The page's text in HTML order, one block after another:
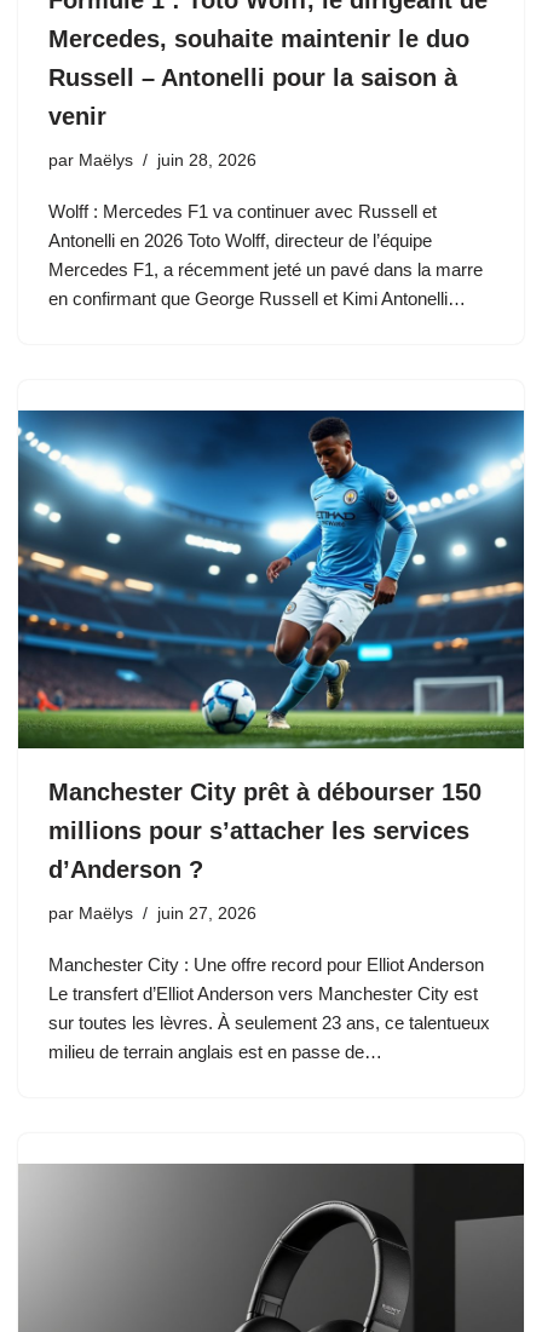
Mercedes, souhaite maintenir le duo
Russell – Antonelli pour la saison à
venir
par Maëlys juin 28, 2026
Wolff : Mercedes F1 va continuer avec Russell et
Antonelli en 2026 Toto Wolff, directeur de l’équipe
Mercedes F1, a récemment jeté un pavé dans la marre
en confirmant que George Russell et Kimi Antonelli…
Manchester City prêt à débourser 150
millions pour s’attacher les services
d’Anderson ?
par Maëlys juin 27, 2026
Manchester City : Une offre record pour Elliot Anderson
Le transfert d’Elliot Anderson vers Manchester City est
sur toutes les lèvres. À seulement 23 ans, ce talentueux
milieu de terrain anglais est en passe de…